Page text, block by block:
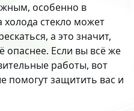
особенно в
холода стекло может
а это значит,
опаснее. Если вы всё же
работы, вот
помогут защитить вас и